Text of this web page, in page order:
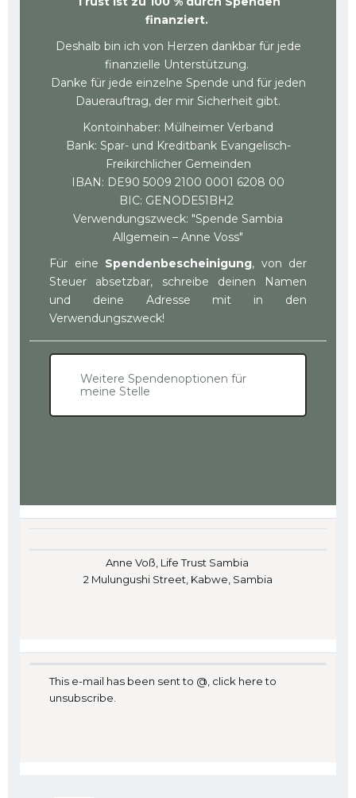
finanziert.
Deshalb bin ich von Herzen dankbar für jede
finanzielle Unterstützung.
Danke für jede einzelne Spende und für jeden
Dauerauftrag, der mir Sicherheit gibt.
Kontoinhaber: Mülheimer Verband
Bank: Spar- und Kreditbank Evangelisch-
Freikirchlicher Gemeinden
IBAN: DE90 5009 2100 0001 6208 00
BIC: GENODE51BH2
Verwendungszweck: "Spende Sambia
Allgemein – Anne Voss"
Für eine Spendenbescheinigung, von der
Steuer absetzbar, schreibe deinen Namen
und deine Adresse mit in den
Verwendungszweck!
Weitere Spendenoptionen für
meine Stelle
Anne Voß, Life Trust Sambia
2 Mulungushi Street, Kabwe, Sambia
This e-mail has been sent to @, click here to
unsubscribe